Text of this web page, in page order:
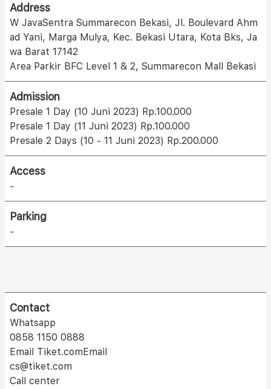
Address
W JavaSentra Summarecon Bekasi, Jl. Boulevard Ahm
ad Yani, Marga Mulya, Kec. Bekasi Utara, Kota Bks, Ja
wa Barat 17142
Area Parkir BFC Level 1 & 2, Summarecon Mall Bekasi
Admission
Presale 1 Day (10 Juni 2023) Rp.100.000
Presale 1 Day (11 Juni 2023) Rp.100.000
Presale 2 Days (10 - 11 Juni 2023) Rp.200.000
Access
-
Parking
-
Contact
Whatsapp
0858 1150 0888
Email Tiket.comEmail
cs@tiket.com
Call center